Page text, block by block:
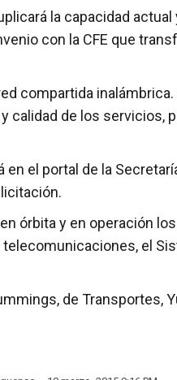
la capacidad
con la CFE que
compartida
de los servicios,
en el portal de la
órbita y en operación
el
de Transportes,